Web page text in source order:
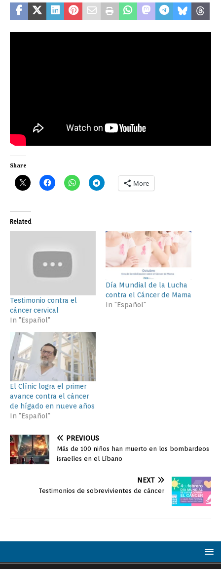
Share
More
Related
Testimonio contra el
cáncer cervical
In "Español"
Día Mundial de la Lucha
contra el Cáncer de Mama
In "Español"
El Clínic logra el primer
avance contra el cáncer
de hígado en nueve años
In "Español"
PREVIOUS
Más de 100 niños han muerto en los bombardeos
israelíes en el Líbano
NEXT
Testimonios de sobrevivientes de cáncer